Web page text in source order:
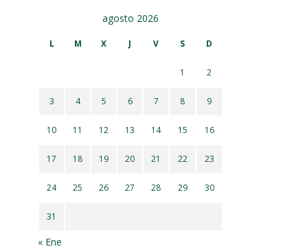
agosto 2026
L M X J V S D
1 2
3 4 5 6 7 8 9
10 11 12 13 14 15 16
17 18 19 20 21 22 23
24 25 26 27 28 29 30
31
« Ene